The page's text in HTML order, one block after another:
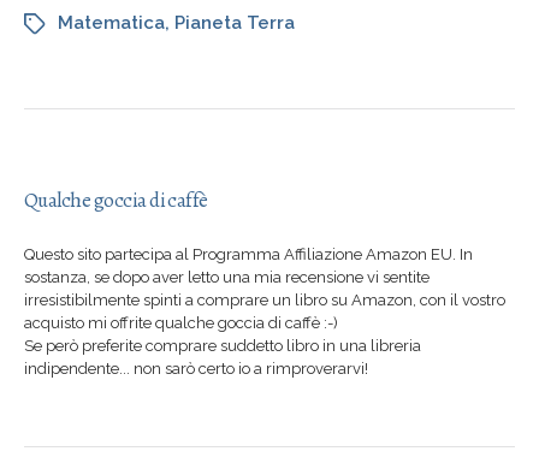
Matematica, Pianeta Terra
Qualche goccia di caffè
Questo sito partecipa al Programma Affiliazione Amazon EU. In
sostanza, se dopo aver letto una mia recensione vi sentite
irresistibilmente spinti a comprare un libro su Amazon, con il vostro
acquisto mi offrite qualche goccia di caffè :-)
Se però preferite comprare suddetto libro in una libreria
indipendente... non sarò certo io a rimproverarvi!